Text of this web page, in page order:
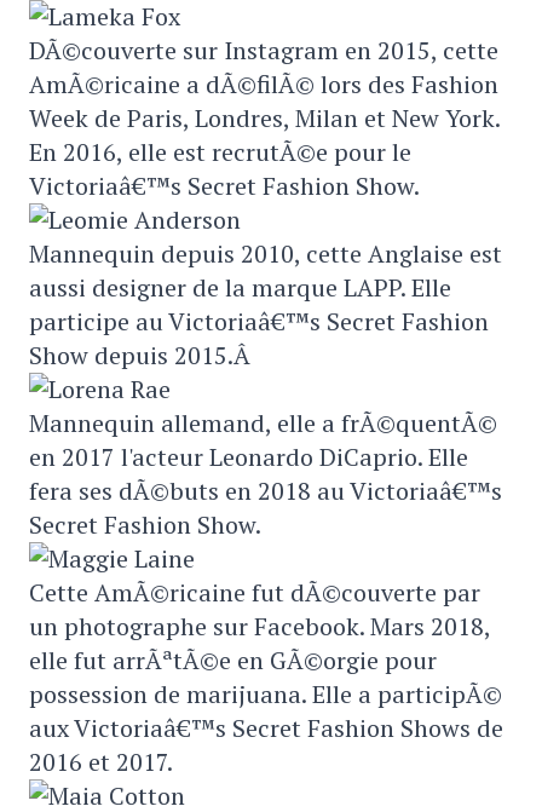
DÃ©couverte sur Instagram en 2015, cette
AmÃ©ricaine a dÃ©filÃ© lors des Fashion
Week de Paris, Londres, Milan et New York.
En 2016, elle est recrutÃ©e pour le
Victoriaâ€™s Secret Fashion Show.
Mannequin depuis 2010, cette Anglaise est
aussi designer de la marque LAPP. Elle
participe au Victoriaâ€™s Secret Fashion
Show depuis 2015.Â
Mannequin allemand, elle a frÃ©quentÃ©
en 2017 l'acteur Leonardo DiCaprio. Elle
fera ses dÃ©buts en 2018 au Victoriaâ€™s
Secret Fashion Show.
Cette AmÃ©ricaine fut dÃ©couverte par
un photographe sur Facebook. Mars 2018,
elle fut arrÃªtÃ©e en GÃ©orgie pour
possession de marijuana. Elle a participÃ©
aux Victoriaâ€™s Secret Fashion Shows de
2016 et 2017.